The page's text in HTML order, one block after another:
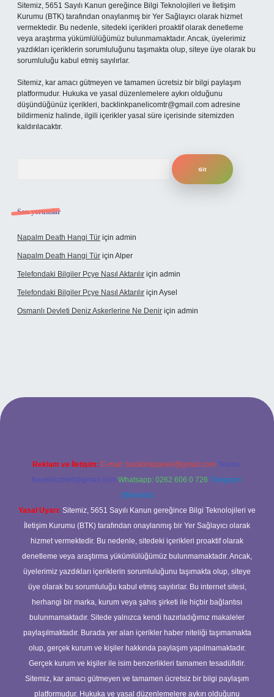
Sitemiz, 5651 Sayılı Kanun gereğince Bilgi Teknolojileri ve İletişim
Kurumu (BTK) tarafından onaylanmış bir Yer Sağlayıcı olarak hizmet
vermektedir. Bu nedenle, sitedeki içerikleri proaktif olarak denetleme
veya araştırma yükümlülüğümüz bulunmamaktadır. Ancak, üyelerimiz
yazdıkları içeriklerin sorumluluğunu taşımakta olup, siteye üye olarak bu
sorumluluğu kabul etmiş sayılırlar.
Sitemiz, kar amacı gütmeyen ve tamamen ücretsiz bir bilgi paylaşım
platformudur. Hukuka ve yasal düzenlemelere aykırı olduğunu
düşündüğünüz içerikleri, backlinkpanelicomtr@gmail.com adresine
bildirmeniz halinde, ilgili içerikler yasal süre içerisinde sitemizden
kaldırılacaktır.
Son yorumlar
Napalm Death Hangi Tür için admin
Napalm Death Hangi Tür için Alper
Telefondaki Bilgiler Pcye Nasıl Aktarılır için admin
Telefondaki Bilgiler Pcye Nasıl Aktarılır için Aysel
Osmanlı Devleti Deniz Askerlerine Ne Denir için admin
giriş
Reklam ve İletişim: E-mail: backlinkpaneli@gmail.com Teams:
forumhizmeti@gmail.com Whatsapp: 0262 606 0 726 Telegram:
@karabul
Yasal Uyarı: Sitemiz, 5651 Sayılı Kanun gereğince Bilgi Teknolojileri ve
İletişim Kurumu (BTK) tarafından onaylanmış bir Yer Sağlayıcı olarak
hizmet vermektedir. Bu nedenle, sitedeki içerikleri proaktif olarak
denetleme veya araştırma yükümlülüğümüz bulunmamaktadır. Ancak,
üyelerimiz yazdıkları içeriklerin sorumluluğunu taşımakta olup, siteye
üye olarak bu sorumluluğu kabul etmiş sayılırlar. Bu internet sitesi,
herhangi bir marka, kurum veya şahıs şirketi ile hiçbir bağlantısı
bulunmamaktadır. Sitede yalnızca kendi hazırladığımız makaleler
paylaşılmaktadır. Burada yer alan içerikler haber niteliği taşımamakta
olup, gerçek kurum ve kişiler hakkında paylaşım yapılmamaktadır.
Gerçek kurum ve kişiler ile isim benzerlikleri tamamen tesadüfidir.
Sitemiz, kar amacı gütmeyen ve tamamen ücretsiz bir bilgi paylaşım
platformudur. Hukuka ve yasal düzenlemelere aykırı olduğunu